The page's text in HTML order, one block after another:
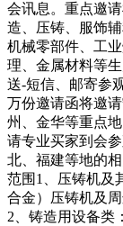
会讯息。重点邀
造、压铸、服饰
机械零部件、工
理、金属材料等
送-短信、邮寄参
万份邀请函将邀
州、金华等重点
请专业买家到会
北、福建等地的
范围1、压铸机及
合金）压铸机及
2、铸造用设备类